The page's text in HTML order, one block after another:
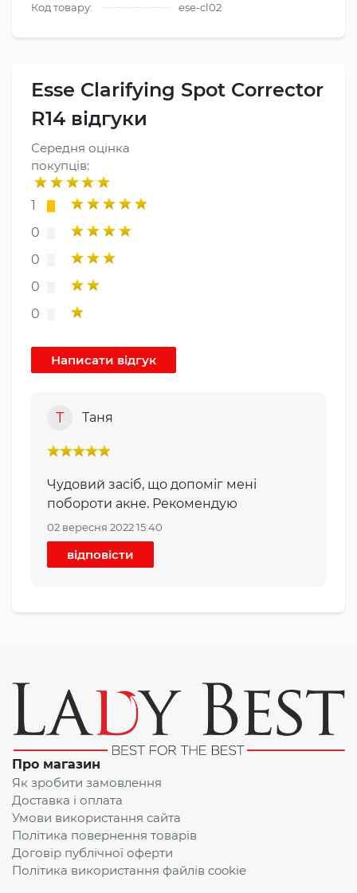
Код товару:
ese-cl02
Esse Clarifying Spot Corrector
R14 відгуки
Середня оцінка
покупців:
1
0
0
0
0
Т Таня
Чудовий засіб, що допоміг мені
побороти акне. Рекомендую
02 вересня 2022 15:40
відповісти
Про магазин
Як зробити замовлення
Доставка і оплата
Умови використання сайта
Політика повернення товарів
Договір публічної оферти
Політика використання файлів cookie